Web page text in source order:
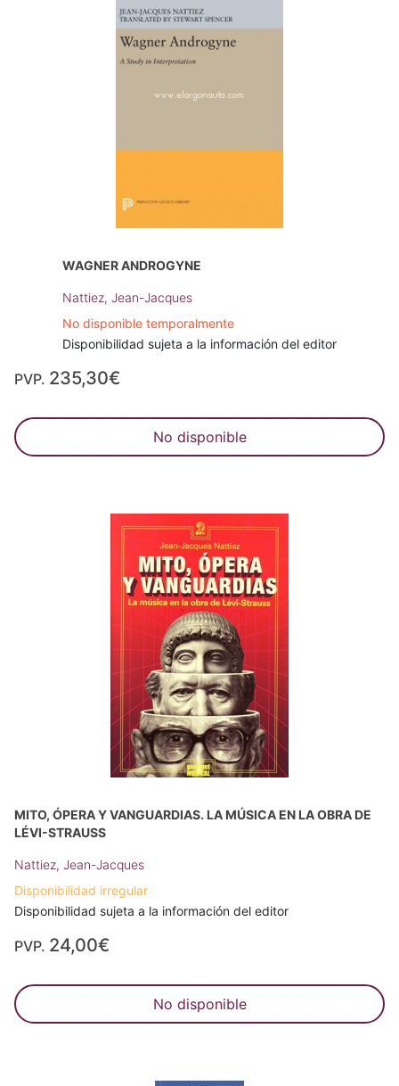
WAGNER ANDROGYNE
Nattiez, Jean-Jacques
No disponible temporalmente
Disponibilidad sujeta a la información del editor
PVP. 235,30€
No disponible
MITO, ÓPERA Y VANGUARDIAS. LA MÚSICA EN LA OBRA DE
LÉVI-STRAUSS
Nattiez, Jean-Jacques
Disponibilidad irregular
Disponibilidad sujeta a la información del editor
PVP. 24,00€
No disponible